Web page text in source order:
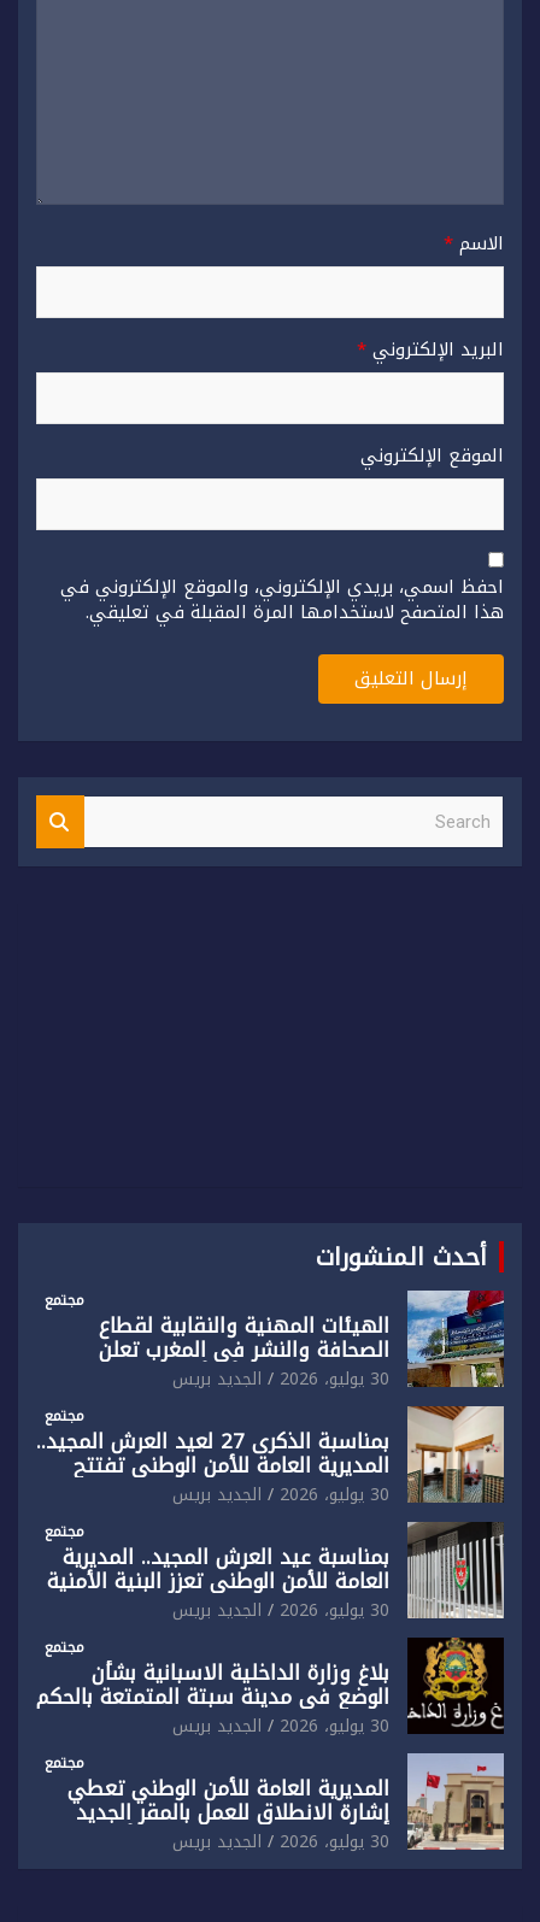
الاسم*
البريد الإلكتروني*
الموقع الإلكتروني
احفظ اسمي، بريدي الإلكتروني، والموقع الإلكتروني في
هذا المتصفح لاستخدامها المرة المقبلة في تعليقي.
S
a
أحدث المنشورات
مجتمع
الهيئات المهنية والنقابية لقطاع
الصحافة والنشر في المغرب تعلن
رفضها القاطع لـ”أي أجندة انتخابية
مُعدة على مقاس سياسي ومصلحي
ضيق”
30 يوليو، 2026 الجديد بريس
مجتمع
بمناسبة الذكرى 27 لعيد العرش المجيد..
المديرية العامة للأمن الوطني تفتتح
المقر الجديد لفرقة الشرطة السياحية
بفاس
30 يوليو، 2026 الجديد بريس
مجتمع
بمناسبة عيد العرش المجيد.. المديرية
العامة للأمن الوطني تعزز البنية الأمنية
بالناظور بإحداث فرقتين جديدتين
30 يوليو، 2026 الجديد بريس
مجتمع
بلاغ وزارة الداخلية الاسبانية بشأن
الوضع في مدينة سبتة المتمتعة بالحكم
الذاتي
30 يوليو، 2026 الجديد بريس
مجتمع
المديرية العامة للأمن الوطني تعطي
إشارة الانطلاق للعمل بالمقر الجديد
للدائرة الثالثة للشرطة بولاية أمن العيون
30 يوليو، 2026 الجديد بريس